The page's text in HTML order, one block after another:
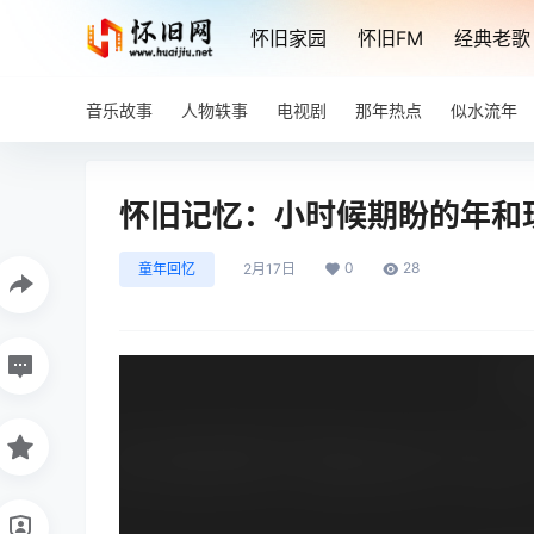
怀旧家园 怀旧FM 经典老歌
音乐故事 人物轶事 电视剧 那年热点 似水流年
怀旧记忆：小时候期盼的年和
童年回忆 2月17日 0 28